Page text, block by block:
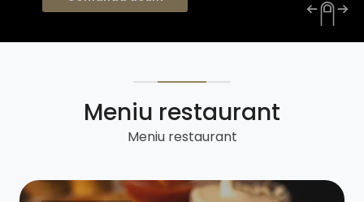
Meniu restaurant
Meniu restaurant